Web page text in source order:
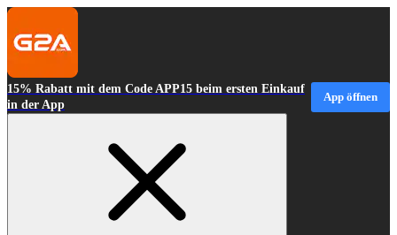
15% Rabatt mit dem Code APP15 beim ersten Einkauf
in der App
App öffnen